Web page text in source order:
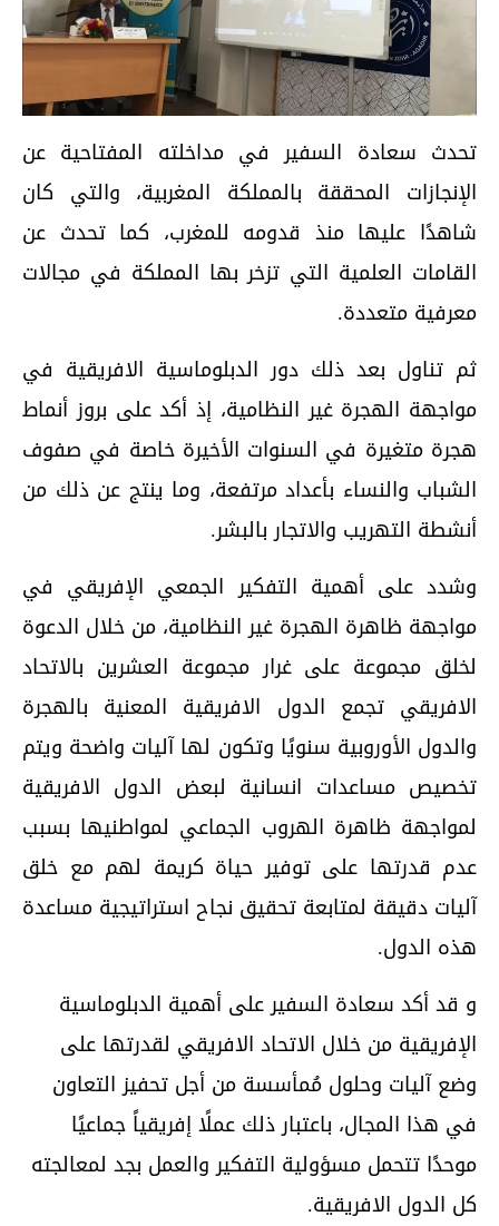
تحدث سعادة السفير في مداخلته المفتاحية عن
الإنجازات المحققة بالمملكة المغربية، والتي كان
شاهدًا عليها منذ قدومه للمغرب، كما تحدث عن
القامات العلمية التي تزخر بها المملكة في مجالات
معرفية متعددة.
ثم تناول بعد ذلك دور الدبلوماسية الافريقية في
مواجهة الهجرة غير النظامية، إذ أكد على بروز أنماط
هجرة متغيرة في السنوات الأخيرة خاصة في صفوف
الشباب والنساء بأعداد مرتفعة، وما ينتج عن ذلك من
أنشطة التهريب والاتجار بالبشر.
وشدد على أهمية التفكير الجمعي الإفريقي في
مواجهة ظاهرة الهجرة غير النظامية، من خلال الدعوة
لخلق مجموعة على غرار مجموعة العشرين بالاتحاد
الافريقي تجمع الدول الافريقية المعنية بالهجرة
والدول الأوروبية سنويًا وتكون لها آليات واضحة ويتم
تخصيص مساعدات انسانية لبعض الدول الافريقية
لمواجهة ظاهرة الهروب الجماعي لمواطنيها بسبب
عدم قدرتها على توفير حياة كريمة لهم مع خلق
آليات دقيقة لمتابعة تحقيق نجاح استراتيجية مساعدة
هذه الدول.
و قد أكد سعادة السفير على أهمية الدبلوماسية
الإفريقية من خلال الاتحاد الافريقي لقدرتها على
وضع آليات وحلول مُمأسسة من أجل تحفيز التعاون
في هذا المجال، باعتبار ذلك عملًا إفريقياً جماعيًا
موحدًا تتحمل مسؤولية التفكير والعمل بجد لمعالجته
كل الدول الافريقية.